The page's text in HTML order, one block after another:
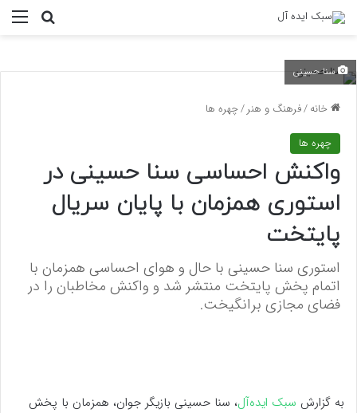
سنا حسینی
خانه/فرهنگ و هنر/چهره ها
چهره ها
واکنش احساسی سنا حسینی در
استوری همزمان با پایان سریال
پایتخت
استوری سنا حسینی با حال و هوای احساسی همزمان با
اتمام پخش پایتخت منتشر شد و واکنش مخاطبان را در
فضای مجازی برانگیخت.
به گزارش سبک ایده‌آل، سنا حسینی بازیگر جوان، همزمان با پخش